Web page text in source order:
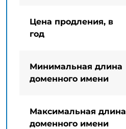
Цена продления, в
год
Минимальная длина
доменного имени
Максимальная длина
доменного имени